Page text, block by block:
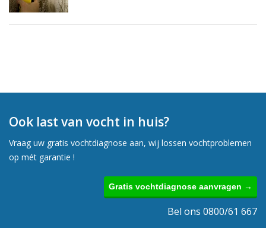
Ook last van vocht in huis?
Vraag uw gratis vochtdiagnose aan, wij lossen vochtproblemen
op mét garantie !
Gratis vochtdiagnose aanvragen →
Bel ons 0800/61 667